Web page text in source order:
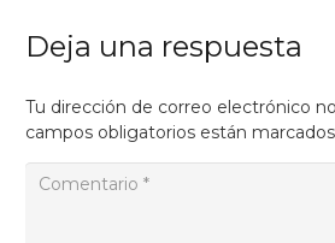
Deja una respuesta
Tu dirección de correo electrónico
campos obligatorios están